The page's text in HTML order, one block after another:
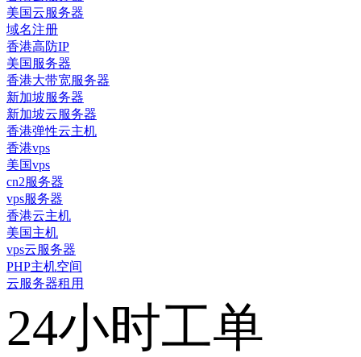
美国云服务器
域名注册
香港高防IP
美国服务器
香港大带宽服务器
新加坡服务器
新加坡云服务器
香港弹性云主机
香港vps
美国vps
cn2服务器
vps服务器
香港云主机
美国主机
vps云服务器
PHP主机空间
云服务器租用
24小时工单